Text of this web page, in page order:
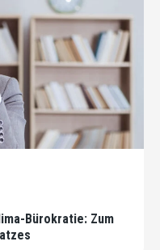
Bürokratie: Zum